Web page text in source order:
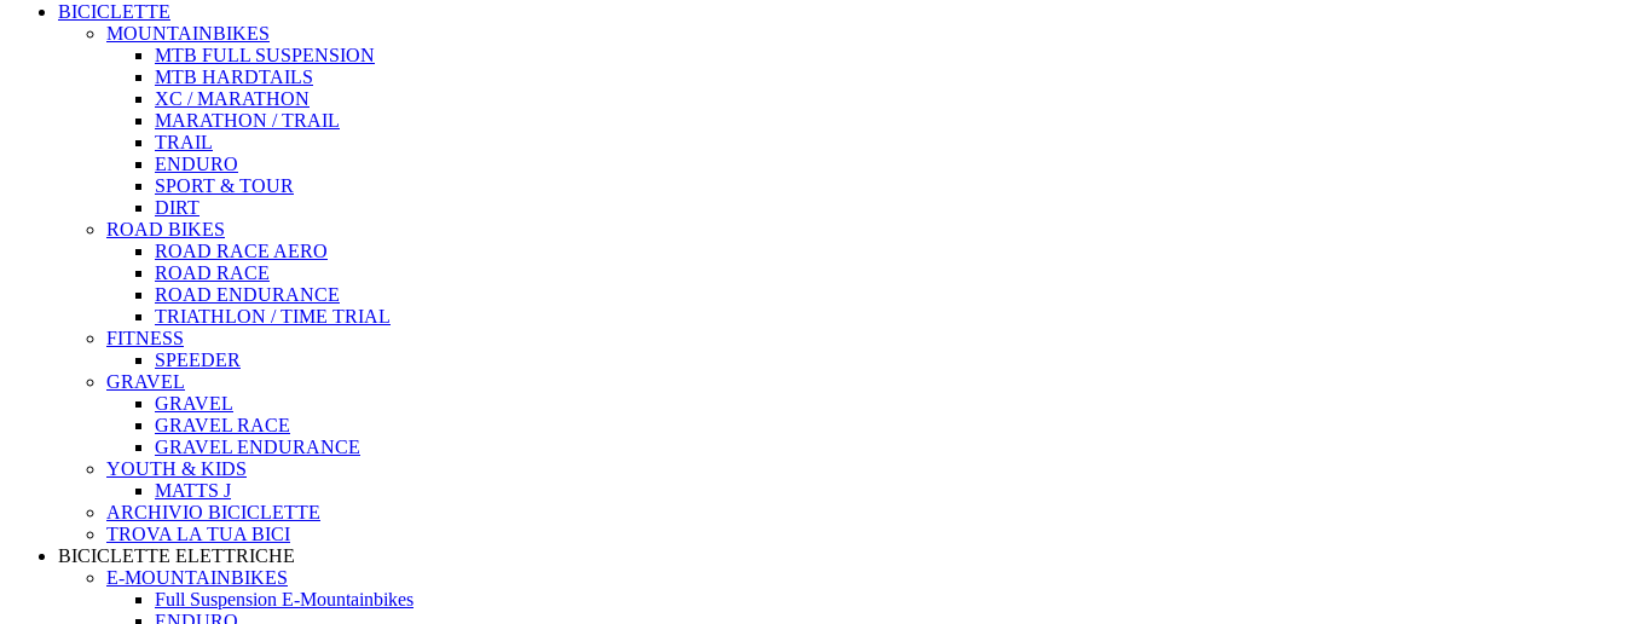
BICICLETTE
MOUNTAINBIKES
MTB FULL SUSPENSION
MTB HARDTAILS
XC / MARATHON
MARATHON / TRAIL
TRAIL
ENDURO
SPORT & TOUR
DIRT
ROAD BIKES
ROAD RACE AERO
ROAD RACE
ROAD ENDURANCE
TRIATHLON / TIME TRIAL
FITNESS
SPEEDER
GRAVEL
GRAVEL
GRAVEL RACE
GRAVEL ENDURANCE
YOUTH & KIDS
MATTS J
ARCHIVIO BICICLETTE
TROVA LA TUA BICI
BICICLETTE ELETTRICHE
E-MOUNTAINBIKES
Full Suspension E-Mountainbikes